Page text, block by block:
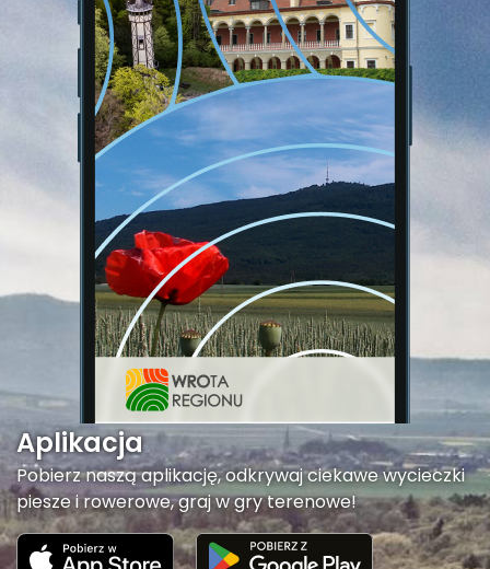
Aplikacja
Pobierz naszą aplikację, odkrywaj ciekawe wycieczki
piesze i rowerowe, graj w gry terenowe!